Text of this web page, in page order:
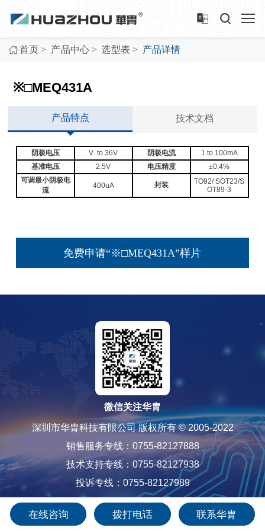
首页 > 产品中心 > 选型表 > 产品详情
※□MEQ431A
产品特点 技术文档
阴极电压 V to 36V 阴极电流
1 to 100mA
基准电压
2.5V 电压精度
±0.4%
可调最小阴极电
流
400uA 封装
TO92/ SOT23/S
OT89-3
免费申请“※□MEQ431A”样片
微信关注华胄
深圳市华胄科技有限公司 版权所有 © 2005-2022
销售服务专线：0755-82127888
技术支持专线：0755-82127938
投诉专线：0755-82127989
粤ICP备12085565号-1
在线咨询 拨打电话 联系华胄